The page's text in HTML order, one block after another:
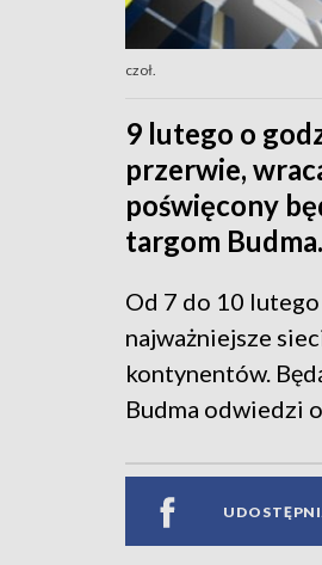
czoł.
9 lutego o
przerwie,
poświęcony
targom Budma.
Od 7 do 10
najważniejsze
kontynentów.
Budma odwiedzi